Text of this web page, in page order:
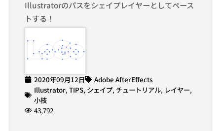
Illustratorのパスをシェイプレイヤーとしてペース
トする！
2020年09月12日
Adobe AfterEffects
Illustrator, TIPS, シェイプ, チュートリアル, レイヤー,
小技
43,792